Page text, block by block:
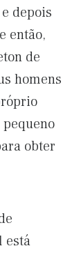
depois
então,
de
homens
obter
está